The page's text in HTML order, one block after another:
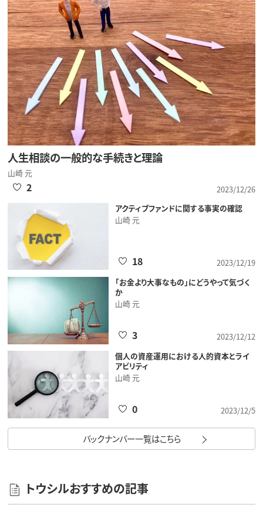
人生相談の一般的な手続きと理論
山崎 元
2023/12/26
2
アクティブファンドに関する事実の確認
山崎 元
2023/12/19
18
「お金より大事なもの」にどうやって気づく
か
山崎 元
2023/12/12
3
個人の資産運用における人的資本とライ
アビリティ
山崎 元
2023/12/5
0
バックナンバー一覧はこちら
トウシルおすすめの記事